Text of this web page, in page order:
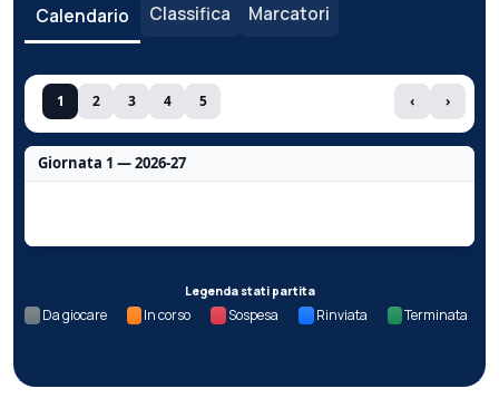
Calendario Classifica Marcatori
1 2 3 4 5 ‹ ›
Giornata 1 — 2026-27
Legenda stati partita
Da giocare In corso Sospesa Rinviata Terminata